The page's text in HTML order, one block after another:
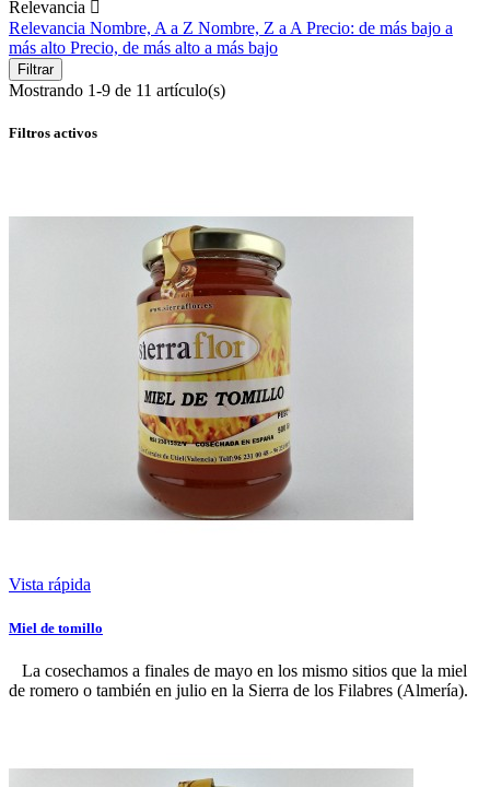
Relevancia 
Relevancia Nombre, A a Z Nombre, Z a A Precio: de más bajo a
más alto Precio, de más alto a más bajo
Filtrar
Mostrando 1-9 de 11 artículo(s)
Filtros activos
Vista rápida
Miel de tomillo
La cosechamos a finales de mayo en los mismo sitios que la miel
de romero o también en julio en la Sierra de los Filabres (Almería).